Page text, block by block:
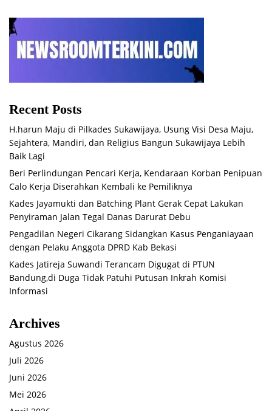
Recent Posts
H.harun Maju di Pilkades Sukawijaya, Usung Visi Desa Maju,
Sejahtera, Mandiri, dan Religius Bangun Sukawijaya Lebih
Baik Lagi
Beri Perlindungan Pencari Kerja, Kendaraan Korban Penipuan
Calo Kerja Diserahkan Kembali ke Pemiliknya
Kades Jayamukti dan Batching Plant Gerak Cepat Lakukan
Penyiraman Jalan Tegal Danas Darurat Debu
Pengadilan Negeri Cikarang Sidangkan Kasus Penganiayaan
dengan Pelaku Anggota DPRD Kab Bekasi
Kades Jatireja Suwandi Terancam Digugat di PTUN
Bandung,di Duga Tidak Patuhi Putusan Inkrah Komisi
Informasi
Archives
Agustus 2026
Juli 2026
Juni 2026
Mei 2026